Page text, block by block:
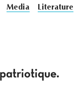
Media Literature